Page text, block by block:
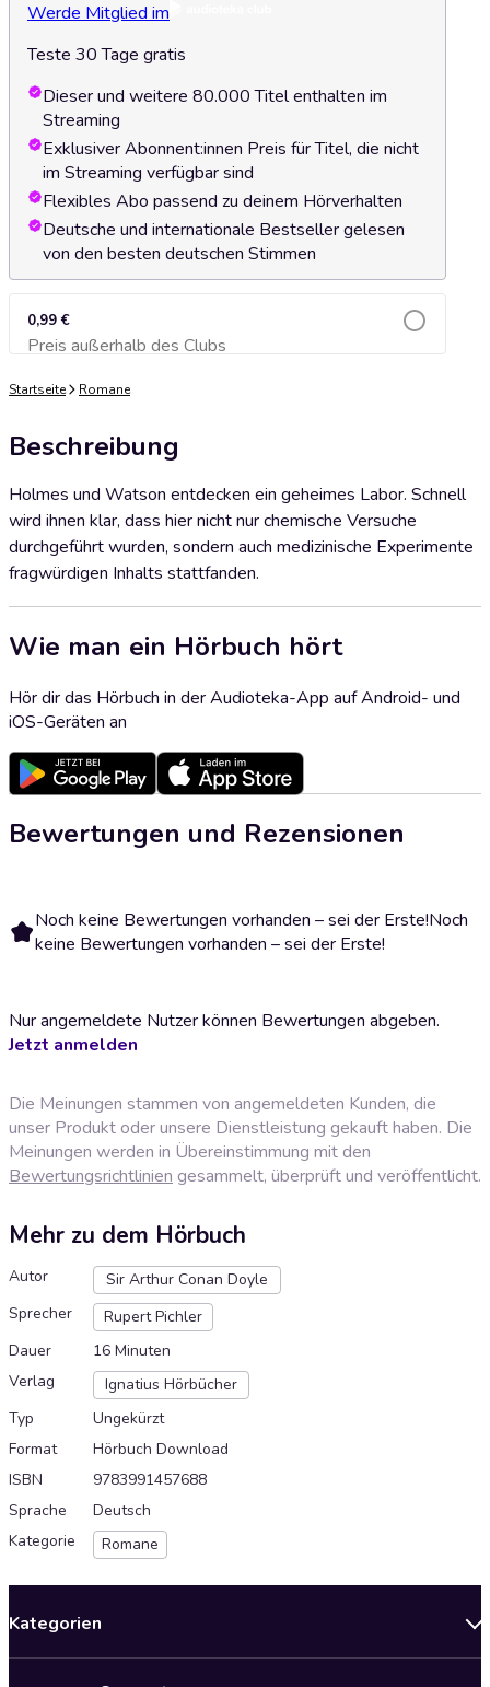
Werde Mitglied im
Teste 30 Tage gratis
Dieser und weitere 80.000 Titel enthalten im
Streaming
Exklusiver Abonnent:innen Preis für Titel, die nicht
im Streaming verfügbar sind
Flexibles Abo passend zu deinem Hörverhalten
Deutsche und internationale Bestseller gelesen
von den besten deutschen Stimmen
0,99 €
Preis außerhalb des ClubsZum Warenkorb hinzufügen
Startseite Romane
Beschreibung
Holmes und Watson entdecken ein geheimes Labor. Schnell
wird ihnen klar, dass hier nicht nur chemische Versuche
durchgeführt wurden, sondern auch medizinische Experimente
fragwürdigen Inhalts stattfanden.
Wie man ein Hörbuch hört
Hör dir das Hörbuch in der Audioteka-App auf Android- und
iOS-Geräten an
Bewertungen und Rezensionen
Noch keine Bewertungen vorhanden – sei der Erste!Noch
keine Bewertungen vorhanden – sei der Erste!
Nur angemeldete Nutzer können Bewertungen abgeben.
Jetzt anmelden
Die Meinungen stammen von angemeldeten Kunden, die
unser Produkt oder unsere Dienstleistung gekauft haben. Die
Meinungen werden in Übereinstimmung mit den
Bewertungsrichtlinien gesammelt, überprüft und veröffentlicht.
Mehr zu dem Hörbuch
Autor
Sir Arthur Conan Doyle
Sprecher
Rupert Pichler
Dauer
16 Minuten
Verlag
Ignatius Hörbücher
Typ
Ungekürzt
Format
Hörbuch Download
ISBN
9783991457688
Sprache
Deutsch
Kategorie
Romane
Kategorien